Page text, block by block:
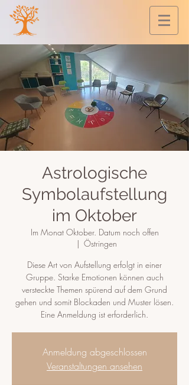
Astrologische
Symbolaufstellung
im Oktober
Im Monat Oktober. Datum noch offen
  |
Östringen
Diese Art von Aufstellung erfolgt in einer
Gruppe. Starke Emotionen können auch
versteckte Themen spürend auf dem Grund
gehen und somit Blockaden und Muster lösen.
Eine Anmeldung ist erforderlich.
Anmeldung abgeschlossen
Veranstaltungen ansehen